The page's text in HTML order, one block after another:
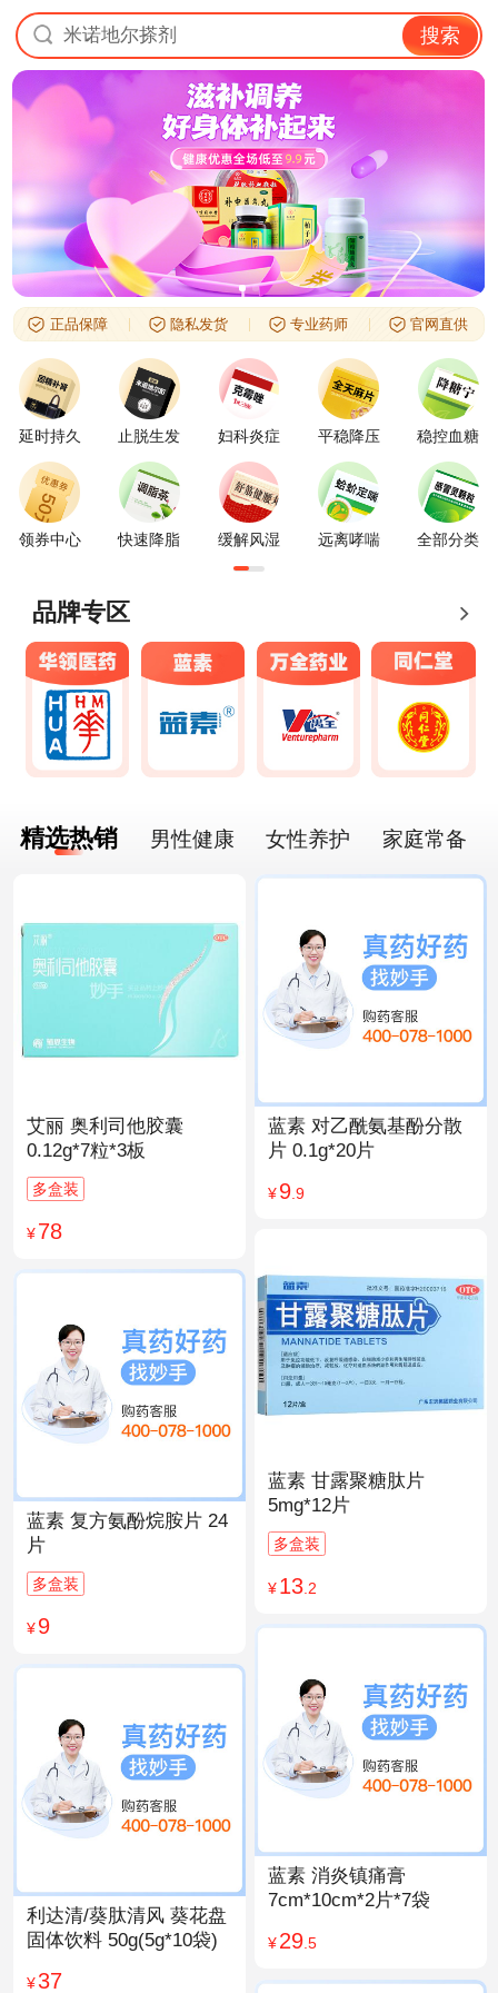
米诺地尔搽剂 搜索
正品保障 隐私发货 专业药师 官网直供
延时持久 止脱生发 妇科炎症 平稳降压 稳控血糖
领券中心 快速降脂 缓解风湿 远离哮喘 全部分类
品牌专区
精选热销 男性健康 女性养护 家庭常备
艾丽 奥利司他胶囊
0.12g*7粒*3板
多盒装
¥78
蓝素 对乙酰氨基酚分散
片 0.1g*20片
¥9.9
蓝素 甘露聚糖肽片
5mg*12片
多盒装
¥13.2
蓝素 复方氨酚烷胺片 24
片
多盒装
¥9
蓝素 消炎镇痛膏
7cm*10cm*2片*7袋
¥29.5
利达清/葵肽清风 葵花盘
固体饮料 50g(5g*10袋)
¥37